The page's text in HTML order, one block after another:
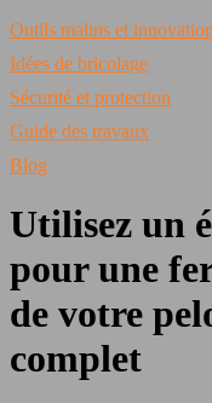
Outils malins et
Idées de bricolage
Sécurité et protection
Guide des travaux
Blog
Utilisez un
pour une
de votre
complet